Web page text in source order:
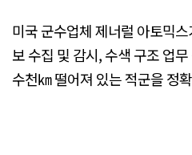
미국 군수업체 제너럴 아토믹
보 수집 및 감시, 수색 구조 업
수천㎞ 떨어져 있는 적군을 정